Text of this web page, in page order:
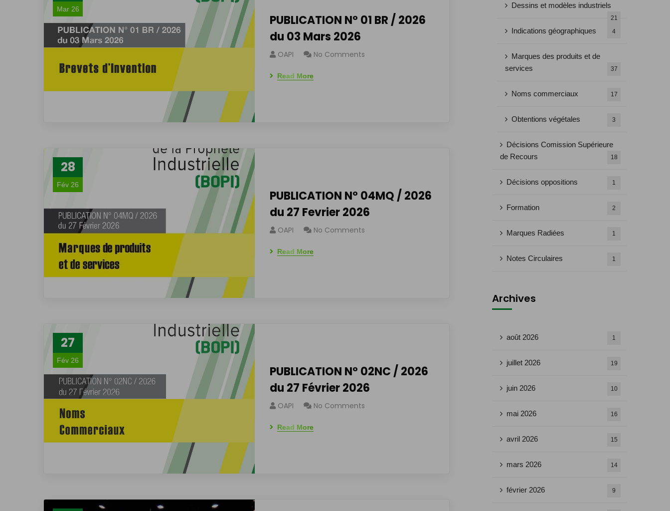
Mar 26
PUBLICATION N° 01 BR / 2026
du 03 Mars 2026
OAPI No Comments
Read More
28
Fév 26
PUBLICATION N° 04MQ / 2026
du 27 Fevrier 2026
OAPI No Comments
Read More
27
Fév 26
PUBLICATION N° 02NC / 2026
du 27 Février 2026
OAPI No Comments
Read More
Dessins et modèles industriels
21
Indications géographiques 4
Marques des produits et de
services
37
Noms commerciaux 17
Obtentions végétales 3
Décisions Comission Supérieure
de Recours
18
Décisions oppositions 1
Formation 2
Marques Radiées 1
Notes Circulaires 1
Archives
août 2026 1
juillet 2026 19
juin 2026 10
mai 2026 16
avril 2026 15
mars 2026 14
février 2026 9